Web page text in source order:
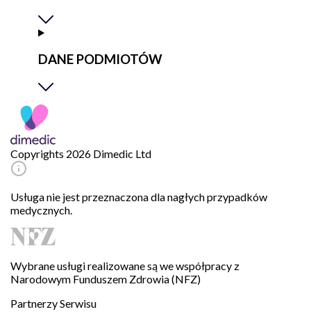
DANE PODMIOTÓW
Copyrights 2026 Dimedic Ltd
Usługa nie jest przeznaczona dla nagłych przypadków
medycznych.
Wybrane usługi realizowane są we współpracy z
Narodowym Funduszem Zdrowia (NFZ)
Partnerzy Serwisu